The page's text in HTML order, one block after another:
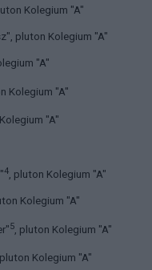
Kolegium "A"
pluton Kolegium "A"
"A"
Kolegium "A"
"A"
4, pluton Kolegium "A"
Kolegium "A"
5 , pluton Kolegium "A"
Kolegium "A"